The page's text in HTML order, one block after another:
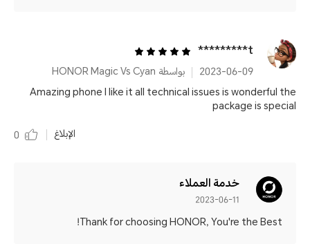
t*********
2023-06-09
بواسطة HONOR Magic Vs Cyan
Amazing phone I like it all technical issues is wonderful the
package is special
الإبلاغ
0
خدمة العملاء
2023-06-11
Thank for choosing HONOR, You're the Best!